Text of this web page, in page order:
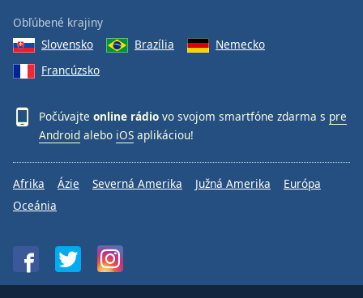
Obľúbené krajiny
Slovensko
Brazília
Nemecko
Francúzsko
Počúvajte online rádio vo svojom smartfóne zdarma s pre
Android alebo iOS aplikáciou!
Afrika Ázie Severná Amerika Južná Amerika
Európa
Oceánia